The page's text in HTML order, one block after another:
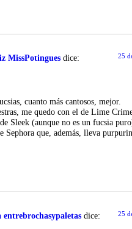
MissPotingues dice: 25
cuanto más cantosos, mejor.
me quedo con el de Lime
Sleek (aunque no es un fucsia
Sephora que, además, lleva
entrebrochasypaletas dice: 25